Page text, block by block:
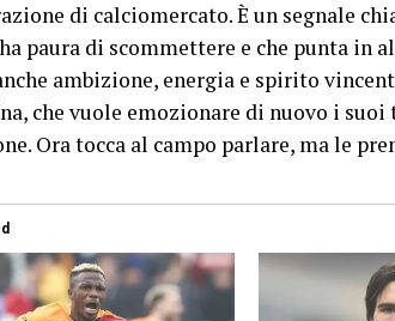
di calciomercato. È un segnale
paura di scommettere e che punta in
ambizione, energia e spirito
che vuole emozionare di nuovo i
Ora tocca al campo parlare, ma le